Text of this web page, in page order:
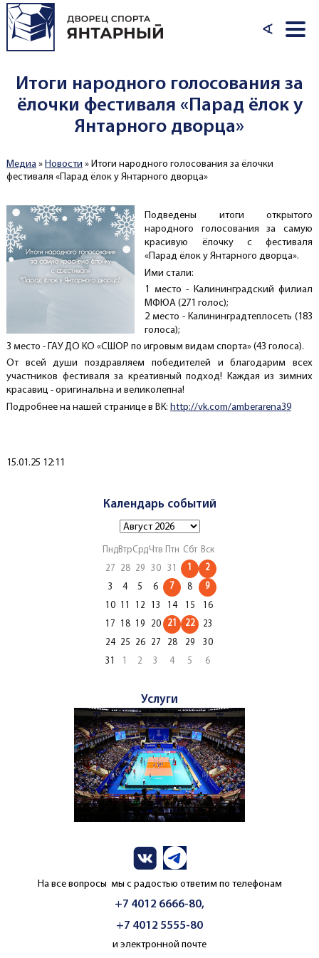
Перейти к основному содержанию
∢
Итоги народного голосования за
ёлочки фестиваля «Парад ёлок у
Янтарного дворца»
Вы здесь
Медиа» Новости » Итоги народного голосования за ёлочки
фестиваля «Парад ёлок у Янтарного дворца»
Подведены итоги открытого
народного голосования за самую
красивую ёлочку с фестиваля
«Парад ёлок у Янтарного дворца».
⁣Ими стали:
1 место - Калининградский филиал
МФЮА (271 голос);
2 место - Калининградтеплосеть (183
голоса);
3 место - ГАУ ДО КО «СШОР по игровым видам спорта» (43 голоса).
От всей души поздравляем победителей и благодарим всех
участников фестиваля за креативный подход! Каждая из зимних
красавиц - оригинальна и великолепна!
Подробнее на нашей странице в ВК: http://vk.com/amberarena39
Создано
15.01.25 12:11
Календарь событий
ПндВтрСрдЧтв Птн Сбт Вск
27
28 29 30 31 1 2
3 4 5 6 7 8 9
10 11 12 13 14 15
16
17
18 19 20 21 22
23
24
25 26 27 28 29
30
31
1 2 3 4 5 6
Услуги
На все вопросы мы с радостью ответим по телефонам
+7 4012 6666-80,
+7 4012 5555-80
и электронной почте